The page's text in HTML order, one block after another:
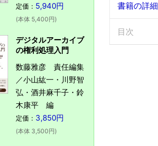
書籍の詳細
目次
定価： 5,940円
(本体 5,400円)
デジタルアーカイブ
の権利処理入門
数藤雅彦 責任編集
／小山紘一・川野智
弘・酒井麻千子・鈴
木康平 編
定価： 3,850円
(本体 3,500円)